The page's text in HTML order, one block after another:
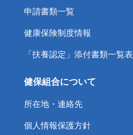
申請書類一覧
健康保険制度情報
「扶養認定」添付書類一覧表
健保組合について
所在地・連絡先
個人情報保護方針